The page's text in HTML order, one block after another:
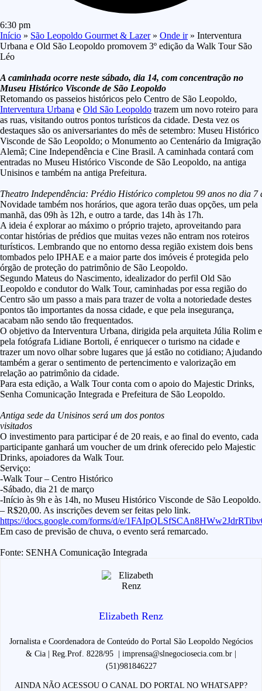
6:30 pm
Início » São Leopoldo Gourmet & Lazer» Onde ir» Interventura
Urbana e Old São Leopoldo promovem 3º edição da Walk Tour São
Léo
A caminhada ocorre neste sábado, dia 14, com concentração no
Museu Histórico Visconde de São Leopoldo
Retomando os passeios históricos pelo Centro de São Leopoldo,
Interventura Urbana e Old São Leopoldo trazem um novo roteiro para
as ruas, visitando outros pontos turísticos da cidade. Desta vez os
destaques são os aniversariantes do mês de setembro: Museu Histórico
Visconde de São Leopoldo; o Monumento ao Centenário da Imigração
Alemã; Cine Independência e Cine Brasil. A caminhada contará com
entradas no Museu Histórico Visconde de São Leopoldo, na antiga
Unisinos e também na antiga Prefeitura.
Theatro Independência: Prédio Histórico completou 99 anos no dia 7
Novidade também nos horários, que agora terão duas opções, um pela
manhã, das 09h às 12h, e outro a tarde, das 14h às 17h.
A ideia é explorar ao máximo o próprio trajeto, aproveitando para
contar histórias de prédios que muitas vezes não entram nos roteiros
turísticos. Lembrando que no entorno dessa região existem dois bens
tombados pelo IPHAE e a maior parte dos imóveis é protegida pelo
órgão de proteção do patrimônio de São Leopoldo.
Segundo Mateus do Nascimento, idealizador do perfil Old São
Leopoldo e condutor do Walk Tour, caminhadas por essa região do
Centro são um passo a mais para trazer de volta a notoriedade destes
pontos tão importantes da nossa cidade, e que pela insegurança,
acabam não sendo tão frequentados.
O objetivo da Interventura Urbana, dirigida pela arquiteta Júlia Rolim e
pela fotógrafa Lidiane Bortoli, é enriquecer o turismo na cidade e
trazer um novo olhar sobre lugares que já estão no cotidiano; Ajudando
também a gerar o sentimento de pertencimento e valorização em
relação ao patrimônio da cidade.
Para esta edição, a Walk Tour conta com o apoio do Majestic Drinks,
Senha Comunicação Integrada e Prefeitura de São Leopoldo.
Antiga sede da Unisinos será um dos pontos
visitados
O investimento para participar é de 20 reais, e ao final do evento, cada
participante ganhará um voucher de um drink oferecido pelo Majestic
Drinks, apoiadores da Walk Tour.
Serviço:
-Walk Tour – Centro Histórico
-Sábado, dia 21 de março
-Início às 9h e às 14h, no Museu Histórico Visconde de São Leopoldo.
– R$20,00. As inscrições devem ser feitas pelo link.
https://docs.google.com/forms/d/e/
Em caso de previsão de chuva, o evento será remarcado.
Fonte: SENHA Comunicação Integrada
Elizabeth Renz
Jornalista e Coordenadora de Conteúdo do Portal São Leopoldo Negócios
& Cia | Reg.Prof. 8228/95 | imprensa@slnegociosecia.com.br |
(51)981846227
AINDA NÃO ACESSOU O CANAL DO PORTAL NO WHATSAPP?